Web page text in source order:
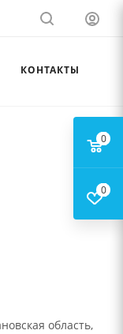
КОНТАКТЫ
область,
0
0